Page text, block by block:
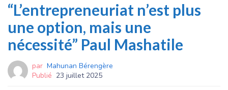
“L’entrepreneuriat n’est plus
une option, mais une
nécessité” Paul Mashatile
par Mahunan Bérengère
Publié 23 juillet 2025